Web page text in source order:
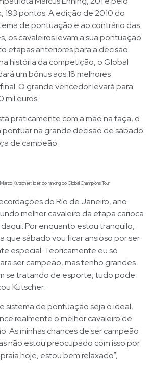
193 pontos. A edição de 2010 do
de pontuação e ao contrário das
os cavaleiros levam a sua pontuação
etapas anteriores para a decisão.
história da competição, o Global
um bônus aos 18 melhores
O grande vencedor levará para
mil euros.
praticamente com a mão na taça, o
pontuar na grande decisão de sábado
de campeão.
Kutscher: líder do ranking do Global Champions Tour
do Rio de Janeiro, ano
melhor cavaleiro da etapa carioca
Por enquanto estou tranquilo,
que sábado vou ficar ansioso por ser
especial. Teoricamente eu só
ser campeão, mas tenho grandes
se tratando de esporte, tudo pode
Kutscher.
sistema de pontuação seja o ideal,
realmente o melhor cavaleiro de
As minhas chances de ser campeão
não estou preocupado com isso por
hoje, estou bem relaxado”,